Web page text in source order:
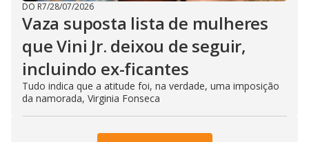
DO R7/28/07/2026
Vaza suposta lista de mulheres
que Vini Jr. deixou de seguir,
incluindo ex-ficantes
Tudo indica que a atitude foi, na verdade, uma imposição
da namorada, Virginia Fonseca